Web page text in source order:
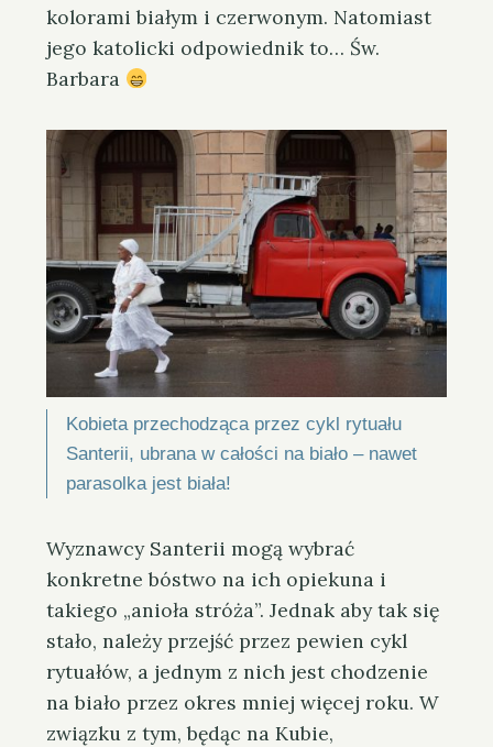
kolorami białym i czerwonym. Natomiast
jego katolicki odpowiednik to… Św.
Barbara
Kobieta przechodząca przez cykl rytuału
Santerii, ubrana w całości na biało – nawet
parasolka jest biała!
Wyznawcy Santerii mogą wybrać
konkretne bóstwo na ich opiekuna i
takiego „anioła stróża”. Jednak aby tak się
stało, należy przejść przez pewien cykl
rytuałów, a jednym z nich jest chodzenie
na biało przez okres mniej więcej roku. W
związku z tym, będąc na Kubie,